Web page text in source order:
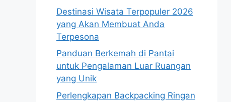
Destinasi Wisata Terpopuler 2026
yang Akan Membuat Anda
Terpesona
Panduan Berkemah di Pantai
untuk Pengalaman Luar Ruangan
yang Unik
Perlengkapan Backpacking Ringan